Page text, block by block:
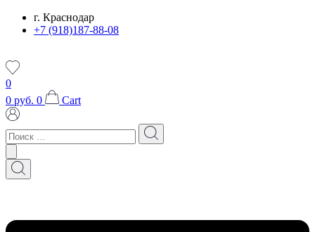
Перейтиг. Краснодар
+7 (918)187-88-08
0
0 руб. 0 Cart